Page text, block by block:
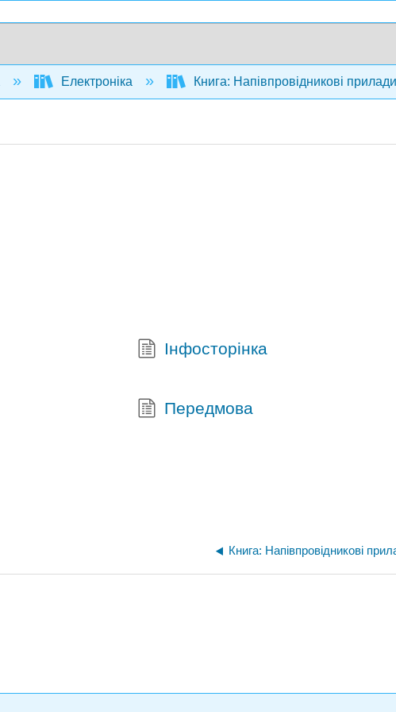
Електроніка Книга: Напівпровідникові
Інфосторінка
Передмова